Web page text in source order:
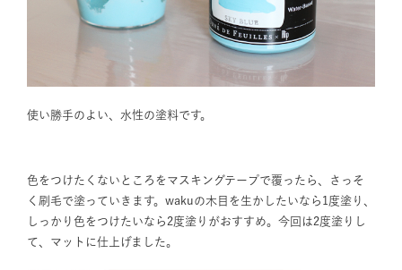
使い勝手のよい、水性の塗料です。
色をつけたくないところをマスキングテープで覆ったら、さっそ
く刷毛で塗っていきます。wakuの木目を生かしたいなら1度塗り、
しっかり色をつけたいなら2度塗りがおすすめ。今回は2度塗りし
て、マットに仕上げました。